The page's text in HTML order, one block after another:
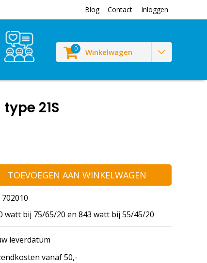
Blog Contact Inloggen
0 Winkelwagen
21S
TOEVOEGEN AAN WINKELWAGEN
watt bij 75/65/20 en 843 watt bij 55/45/20
leverdatum
vanaf 50,-